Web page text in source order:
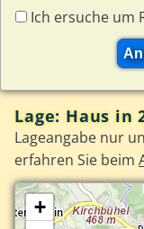
Ich ersuche um
Lage: Haus in
Lageangabe nur
erfahren Sie beim
+